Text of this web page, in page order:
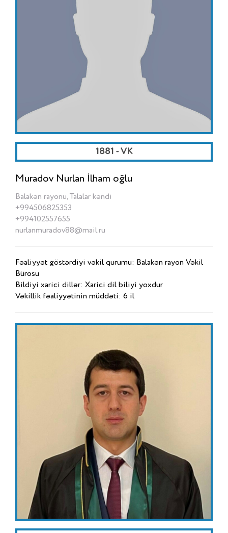
1881 - VK
Muradov Nurlan İlham oğlu
Balakən rayonu, Talalar kəndi
+994506825353
+994102557655
nurlanmuradov88@mail.ru
Fəaliyyət göstərdiyi vəkil qurumu: Balakən rayon Vəkil
Bürosu
Bildiyi xarici dillər: Xarici dil biliyi yoxdur
Vəkillik fəaliyyətinin müddəti: 6 il